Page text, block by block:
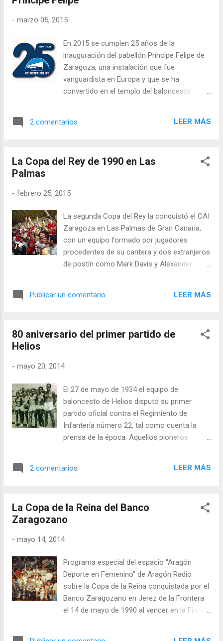
- marzo 05, 2015
En 2015 se cumplen 25 años de la
inauguración del pabellón Príncipe Felipe de
Zaragoza, una instalación que fue
vanguardista en Europa y que se ha
convertido en el templo del baloncesto
importantes y vinculación con la ciudad,
2 comentarios LEER MÁS
La Copa del Rey de 1990 en Las
Palmas
- febrero 25, 2015
La segunda Copa del Rey la conquistó el CAI
Zaragoza en Las Palmas de Gran Canaria,
con un equipo formado por jugadores
procedentes de su cantera y dos extranjeros
de postín como Mark Davis y Alexander
ganar la Copa a sus 24 años de edad. La
hubo mucho más...
Publicar un comentario LEER MÁS
80 aniversario del primer partido de
Helios
- mayo 20, 2014
El 27 de mayo de 1934 el equipo de
baloncesto de Helios disputó su primer
partido oficial contra el Regimiento de
Infantería número 22, tal como cuenta la
prensa de la época. Aquellos pioneros
entonces garante del baloncesto en
de baloncesto, es porque Helios es "el" club
del baloncesto. Todo empezó allí.
2 comentarios LEER MÁS
La Copa de la Reina del Banco
Zaragozano
- mayo 14, 2014
Programa especial del espacio "Aragón
Deporte en Femenino" de Aragón Radio
sobre la Copa de la Reina conquistada por el
Banco Zaragozano en Jerez de la Frontera
el 14 de mayo de 1990 al vencer en la Final al